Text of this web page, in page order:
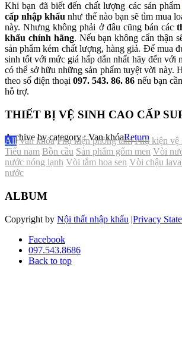
Khi bạn đã biết đến chất lượng các sản phẩm
cấp nhập khẩu như thế nào bạn sẽ tìm mua
này. Nhưng không phải ở đâu cũng bán các
khẩu chính hãng. Nếu bạn không cẩn thận
sản phẩm kém chất lượng, hàng giả. Để mua
sinh tốt với mức giá hấp dẫn nhất hãy đến với
có thể sở hữu những sản phẩm tuyệt vời này.
theo số điện thoại097. 543. 86. 86 nếu bạn
hỗ trợ.
THIẾT BỊ VỆ SINH CAO CẤP
Archive by category :Van khóaReturn
All Van khóa Phụ kiện phòng tắm Phụ kiện vệ
Tiểu nam Bồn cầu Sản phẩm gốm men Vòi
nước nóng lạnh Vòi tắm hoa sen Vòi chậu
nước
ALBUM
Copyright by Nội thất nhập khẩu |Privacy
Facebook
097.543.8686
Back to top